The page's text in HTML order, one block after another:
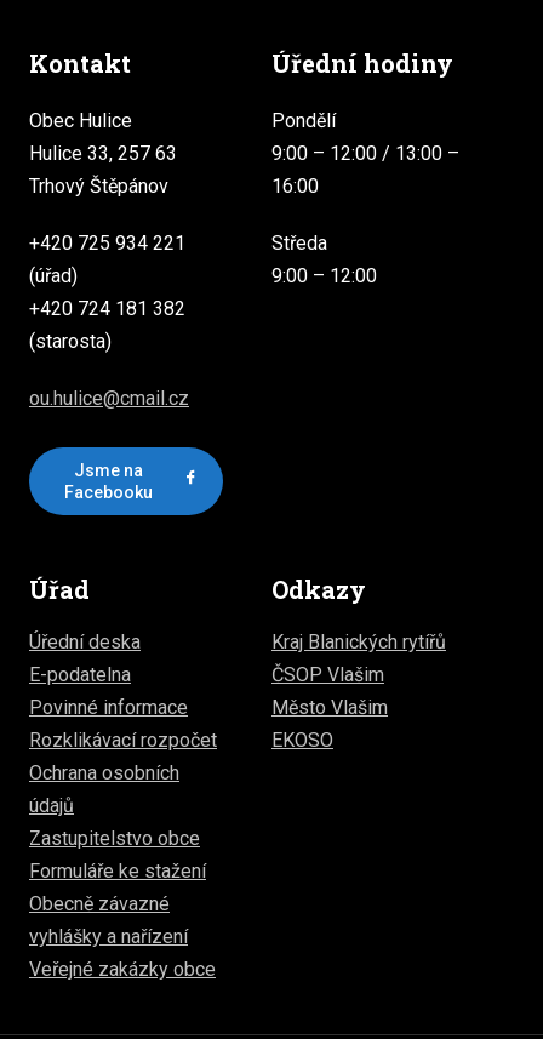
Kontakt
Obec Hulice
Hulice 33, 257 63
Trhový Štěpánov
+420 725 934 221
(úřad)
+420 724 181 382
(starosta)
ou.hulice@cmail.cz
Jsme na
Facebooku
Úřední hodiny
Pondělí
9:00 – 12:00 / 13:00 –
16:00
Středa
9:00 – 12:00
Úřad
Úřední deska
E-podatelna
Povinné informace
Rozklikávací rozpočet
Ochrana osobních
údajů
Zastupitelstvo obce
Formuláře ke stažení
Obecně závazné
vyhlášky a nařízení
Veřejné zakázky obce
Odkazy
Kraj Blanických rytířů
ČSOP Vlašim
Město Vlašim
EKOSO